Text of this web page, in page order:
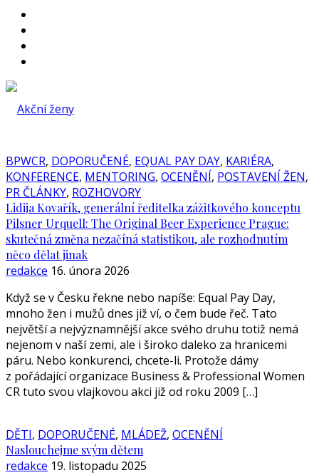
BPWCR, DOPORUČENÉ, EQUAL PAY DAY, KARIÉRA,
KONFERENCE, MENTORING, OCENĚNÍ, POSTAVENÍ ŽEN,
PR ČLÁNKY, ROZHOVORY
Lidija Kovařík, generální ředitelka zážitkového konceptu
Pilsner Urquell: The Original Beer Experience Prague:
skutečná změna nezačíná statistikou, ale rozhodnutím
něco dělat jinak
redakce 16. února 2026
Když se v Česku řekne nebo napíše: Equal Pay Day,
mnoho žen i mužů dnes již ví, o čem bude řeč. Tato
největší a nejvýznamnější akce svého druhu totiž nemá
nejenom v naší zemi, ale i široko daleko za hranicemi
páru. Nebo konkurenci, chcete-li. Protože dámy
z pořádající organizace Business & Professional Women
CR tuto svou vlajkovou akci již od roku 2009 […]
DĚTI, DOPORUČENÉ, MLÁDEŽ, OCENĚNÍ
Naslouchejme svým dětem
redakce 19. listopadu 2025